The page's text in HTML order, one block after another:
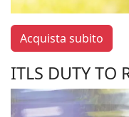
Acquista subito
ITLS DUTY TO